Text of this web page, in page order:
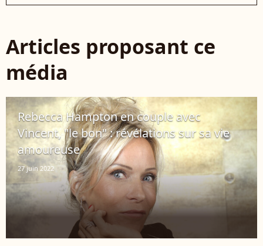
Articles proposant ce
média
Rebecca Hampton en couple avec
Vincent, "le bon" : révélations sur sa vie
amoureuse
27 juin 2022